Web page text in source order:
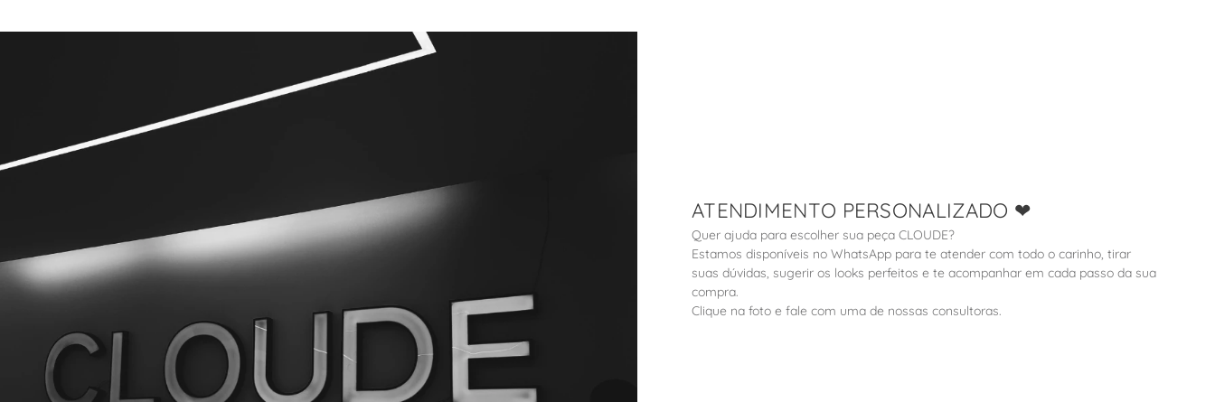
ATENDIMENTO PERSONALIZADO ❤
Quer ajuda para escolher sua peça CLOUDE?
Estamos disponíveis no WhatsApp para te atender com todo o carinho, tirar
suas dúvidas, sugerir os looks perfeitos e te acompanhar em cada passo da sua
compra.
Clique na foto e fale com uma de nossas consultoras.